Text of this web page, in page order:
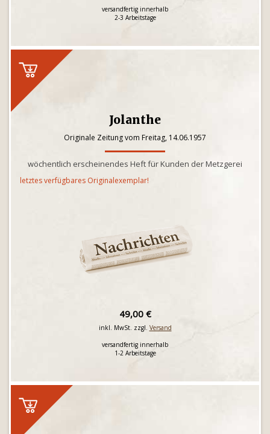
versandfertig innerhalb
2-3 Arbeitstage
Jolanthe
Originale Zeitung vom Freitag, 14.06.1957
wöchentlich erscheinendes Heft für Kunden der Metzgerei
letztes verfügbares Originalexemplar!
49,00 €
inkl. MwSt. zzgl. Versand
versandfertig innerhalb
1-2 Arbeitstage